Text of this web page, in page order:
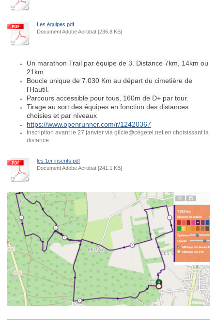
Les équipes.pdf
Document Adobe Acrobat [236.8 KB]
Un marathon Trail par équipe de 3. Distance 7km, 14km ou
21km.
Boucle unique de 7.030 Km au départ du cimetière de
l’Hautil.
Parcours accessible pour tous, 160m de D+ par tour.
Tirage au sort des équipes en fonction des distances
choisies et par niveaux
https://www.openrunner.com/r/12420367
Inscription avant le 27 janvier via gilcle@cegetel.net en choisissant la
distance
les 1er inscrits.pdf
Document Adobe Acrobat [241.1 KB]